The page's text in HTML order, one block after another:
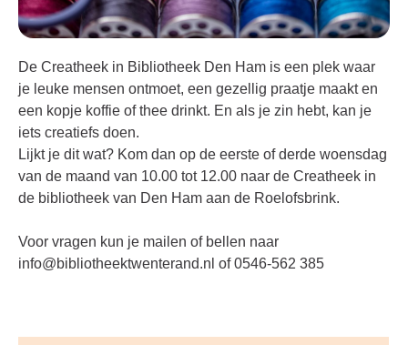
De Creatheek in Bibliotheek Den Ham is een plek waar
je leuke mensen ontmoet, een gezellig praatje maakt en
een kopje koffie of thee drinkt. En als je zin hebt, kan je
iets creatiefs doen.
Lijkt je dit wat? Kom dan op de eerste of derde woensdag
van de maand van 10.00 tot 12.00 naar de Creatheek in
de bibliotheek van Den Ham aan de Roelofsbrink.
Voor vragen kun je mailen of bellen naar
info@bibliotheektwenterand.nl of 0546-562 385